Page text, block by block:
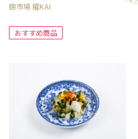
錦市場 櫂KAI
おすすめ商品